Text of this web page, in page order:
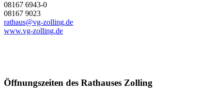
08167 6943-0
08167 9023
rathaus@vg-zolling.de
www.vg-zolling.de
Öffnungszeiten des Rathauses Zolling